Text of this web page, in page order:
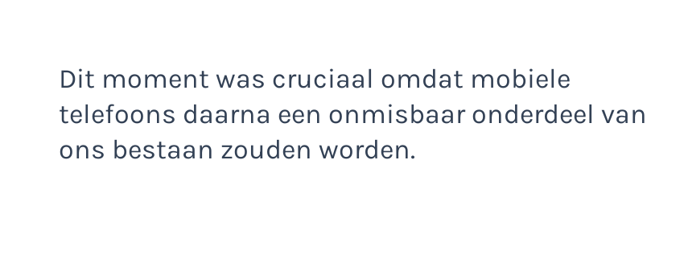
Dit moment was cruciaal omdat mobiele
telefoons daarna een onmisbaar onderdeel van
ons bestaan zouden worden.